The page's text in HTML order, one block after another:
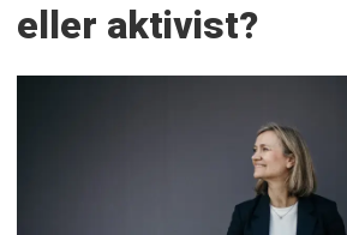
eller aktivist?